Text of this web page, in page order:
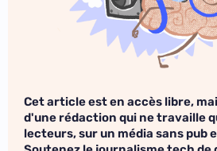
Cet article est en accès libre,
d'une rédaction qui ne travaille
lecteurs, sur un média sans pub